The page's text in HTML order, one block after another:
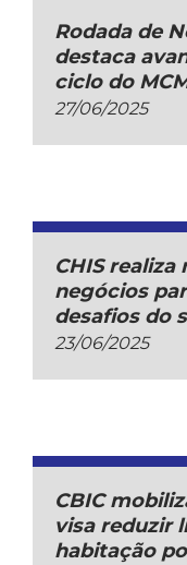
Rodada de
destaca
ciclo do
27/06/2025
CHIS realiza
negócios
desafios do
23/06/2025
CBIC
visa reduzir
habitação